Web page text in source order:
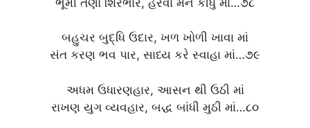
બહુચર બુદ્ધિ ઉદાર, ખળ ખોળી ખાવા માં
સંત કરણ ભવ પાર, સાધ્ય કરે સ્વાહા માં…૭૯
અધમ ઉધારણહાર, આસન થી ઉઠી માં
રાખણ યુગ વ્યવહાર, બદ્ધ બાંધી મુઠી માં…૮૦